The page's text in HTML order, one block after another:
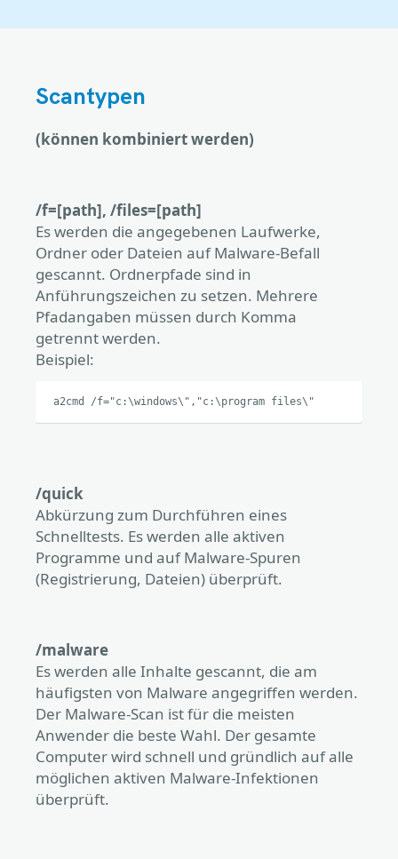
Scantypen
(können kombiniert werden)
/f=[path], /files=[path]
Es werden die angegebenen Laufwerke,
Ordner oder Dateien auf Malware-Befall
gescannt. Ordnerpfade sind in
Anführungszeichen zu setzen. Mehrere
Pfadangaben müssen durch Komma
getrennt werden.
Beispiel:
a2cmd /f="c:\windows\","c:\program files\"
/quick
Abkürzung zum Durchführen eines
Schnelltests. Es werden alle aktiven
Programme und auf Malware-Spuren
(Registrierung, Dateien) überprüft.
/malware
Es werden alle Inhalte gescannt, die am
häufigsten von Malware angegriffen werden.
Der Malware-Scan ist für die meisten
Anwender die beste Wahl. Der gesamte
Computer wird schnell und gründlich auf alle
möglichen aktiven Malware-Infektionen
überprüft.